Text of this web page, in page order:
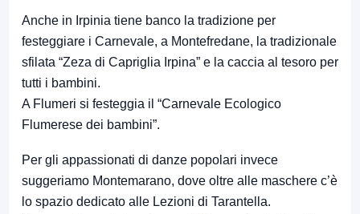
Anche in Irpinia tiene banco la tradizione per
festeggiare i Carnevale, a Montefredane, la tradizionale
sfilata “Zeza di Capriglia Irpina” e la caccia al tesoro per
tutti i bambini.
A Flumeri si festeggia il “Carnevale Ecologico
Flumerese dei bambini”.
Per gli appassionati di danze popolari invece
suggeriamo Montemarano, dove oltre alle maschere c’è
lo spazio dedicato alle Lezioni di Tarantella.